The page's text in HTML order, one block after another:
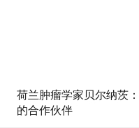
荷兰肿瘤学家贝尔纳茨
的合作伙伴